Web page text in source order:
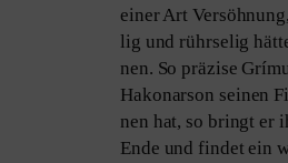
einer Art
lig und rühr­se­lig
nen. So prä­zi­se
Hakonarson sei­nen
nen hat, so bringt er
Ende und fin­det ein